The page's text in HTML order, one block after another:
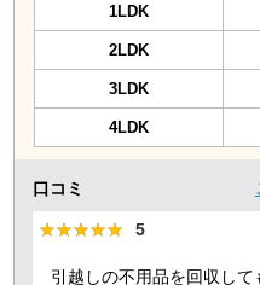
1LDK
2LDK
3LDK
4LDK
口コミ
★★★★★
★★★★★ 5
引越しの不用品を回収し